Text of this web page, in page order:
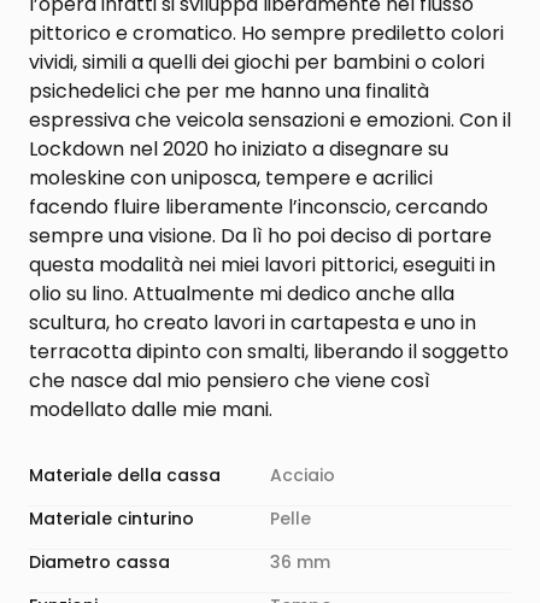
pittorico e cromatico. Ho sempre prediletto colori
vividi, simili a quelli dei giochi per bambini o colori
psichedelici che per me hanno una finalità
espressiva che veicola sensazioni e emozioni. Con il
Lockdown nel 2020 ho iniziato a disegnare su
moleskine con uniposca, tempere e acrilici
facendo fluire liberamente l’inconscio, cercando
sempre una visione. Da lì ho poi deciso di portare
questa modalità nei miei lavori pittorici, eseguiti in
olio su lino. Attualmente mi dedico anche alla
scultura, ho creato lavori in cartapesta e uno in
terracotta dipinto con smalti, liberando il soggetto
che nasce dal mio pensiero che viene così
modellato dalle mie mani.
Materiale della cassa
Acciaio
Materiale cinturino
Pelle
Diametro cassa
36 mm